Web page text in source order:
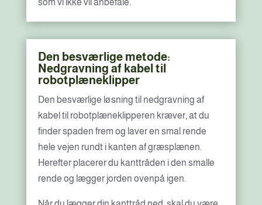
som vi ikke vil anbefale.
Den besværlige metode:
Nedgravning af kabel til
robotplæneklipper
Den besværlige løsning til nedgravning af
kabel til robotplæneklipperen kræver, at du
finder spaden frem og laver en smal rende
hele vejen rundt i kanten af græsplænen.
Herefter placerer du kanttråden i den smalle
rende og lægger jorden ovenpå igen.